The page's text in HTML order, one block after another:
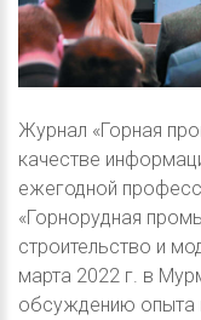
Журнал «Горная
качестве
ежегодной
«Горнорудная
строительство и
марта 2022 г. в
обсуждению опыта